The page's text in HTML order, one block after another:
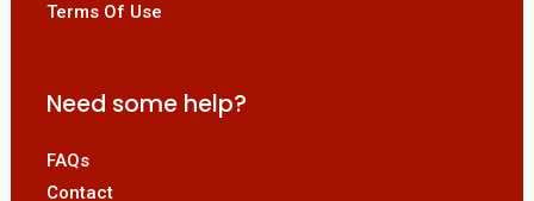
Terms Of Use
Need some help?
FAQs
Contact